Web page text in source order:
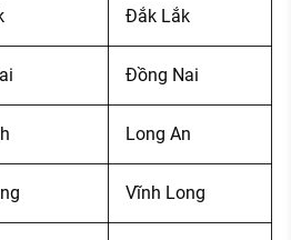
Đắk Lắk
Đồng Nai
Long An
Vĩnh Long